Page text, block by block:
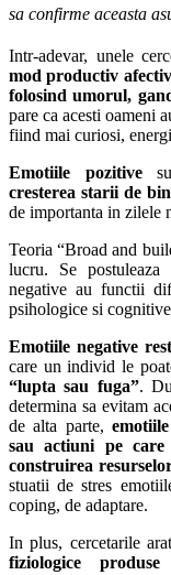
sa confirme aceasta
Intr-adevar, unele
mod productiv
folosind umorul,
pare ca acesti oameni
fiind mai curiosi,
Emotiile pozitive
cresterea starii de
de importanta in zilele
Teoria “Broad and
lucru. Se
negative au functii
psihologice si
Emotiile negative
care un individ le
“lupta sau fuga”.
determina sa evitam
de alta parte,
sau actiuni pe
construirea
stuatii de stres
coping, de adaptare.
In plus, cercetarile
fiziologice